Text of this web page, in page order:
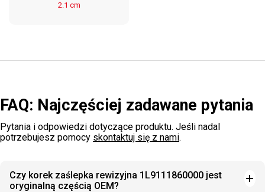
2.1 cm
FAQ: Najczęściej zadawane pytania
Pytania i odpowiedzi dotyczące produktu. Jeśli nadal
potrzebujesz pomocy skontaktuj się z nami.
Czy korek zaślepka rewizyjna 1L9111860000 jest
oryginalną częścią OEM?